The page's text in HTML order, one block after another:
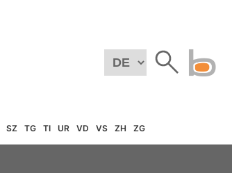
SZ TG TI UR VD VS ZH ZG